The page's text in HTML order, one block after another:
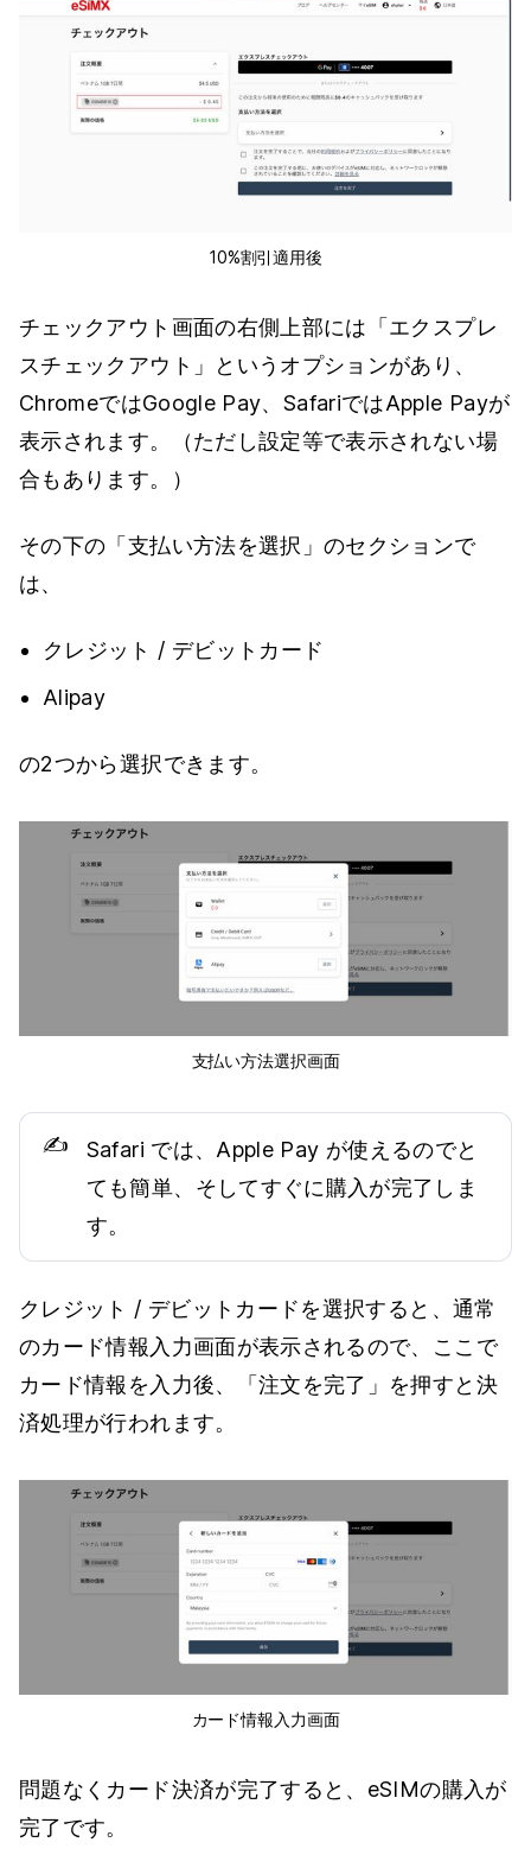
10%割引適用後
チェックアウト画面の右側上部には「エクスプレ
スチェックアウト」というオプションがあり、
ChromeではGoogle Pay、SafariではApple Payが
表示されます。（ただし設定等で表示されない場
合もあります。）
その下の「支払い方法を選択」のセクションで
は、
クレジット / デビットカード
Alipay
の2つから選択できます。
支払い方法選択画面
✍️
Safari では、Apple Pay が使えるのでと
ても簡単、そしてすぐに購入が完了しま
す。
クレジット / デビットカードを選択すると、通常
のカード情報入力画面が表示されるので、ここで
カード情報を入力後、「注文を完了」を押すと決
済処理が行われます。
カード情報入力画面
問題なくカード決済が完了すると、eSIMの購入が
完了です。